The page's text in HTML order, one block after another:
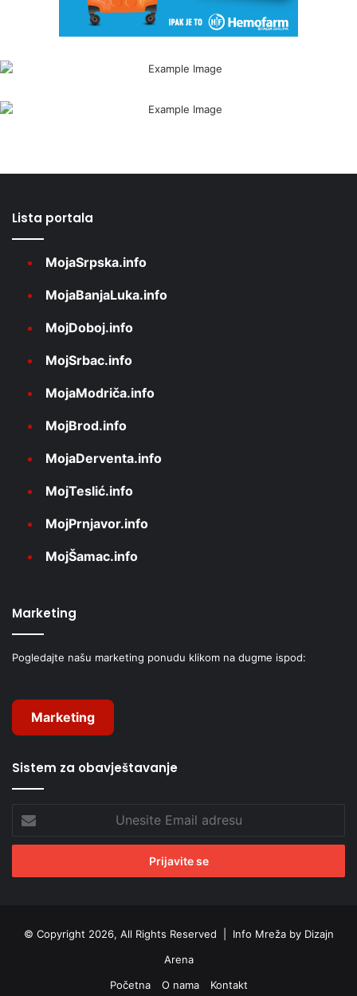
Lista portala
MojaSrpska.info
MojaBanjaLuka.info
MojDoboj.info
MojSrbac.info
MojaModriča.info
MojBrod.info
MojaDerventa.info
MojTeslić.info
MojPrnjavor.info
MojŠamac.info
Marketing
Pogledajte našu marketing ponudu klikom na dugme ispod:
Marketing
Sistem za obavještavanje
Unesite
Email
adresu
© Copyright 2026, All Rights Reserved | Info Mreža by Dizajn
Arena
Početna
O nama Kontakt